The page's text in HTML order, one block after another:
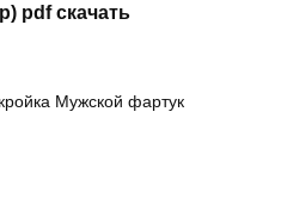
pdf скачать
Мужской фартук